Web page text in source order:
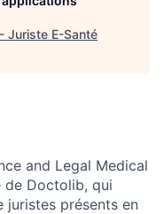
Juriste E-Santé
and Legal Medical
Doctolib, qui
juristes présents en